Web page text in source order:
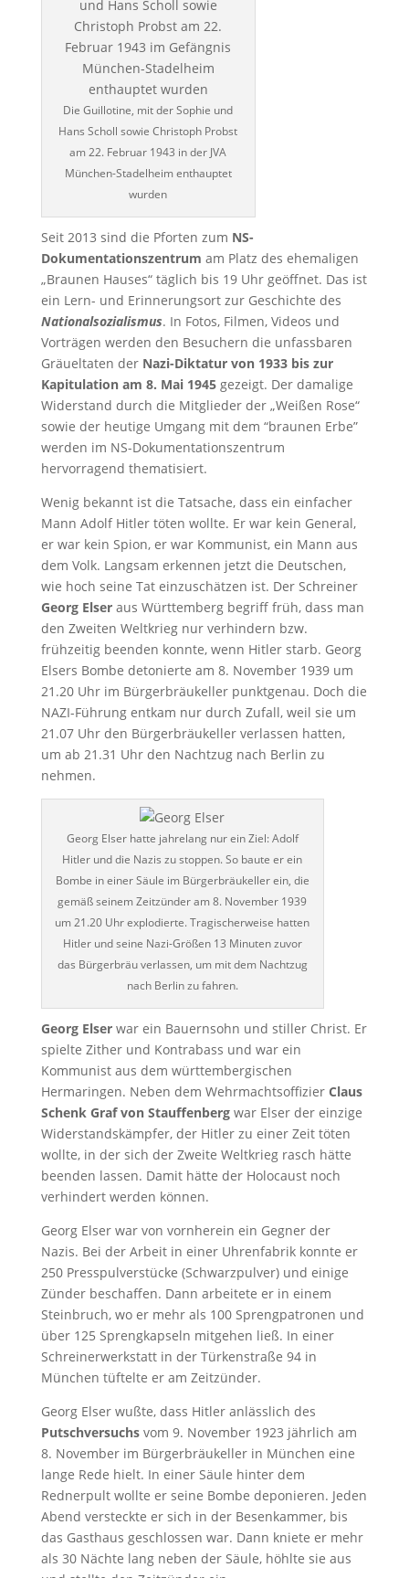
Die Guillotine, mit der Sophie und
Hans Scholl sowie Christoph Probst
am 22. Februar 1943 in der JVA
München-Stadelheim enthauptet
wurden
Seit 2013 sind die Pforten zum NS-
Dokumentationszentrum am Platz des ehemaligen
„Braunen Hauses“ täglich bis 19 Uhr geöffnet. Das ist
ein Lern- und Erinnerungsort zur Geschichte des
Nationalsozialismus. In Fotos, Filmen, Videos und
Vorträgen werden den Besuchern die unfassbaren
Gräueltaten der Nazi-Diktatur von 1933 bis zur
Kapitulation am 8. Mai 1945gezeigt. Der damalige
Widerstand durch die Mitglieder der „Weißen Rose“
sowie der heutige Umgang mit dem “braunen Erbe”
werden im NS-Dokumentationszentrum
hervorragend thematisiert.
Wenig bekannt ist die Tatsache, dass ein einfacher
Mann Adolf Hitler töten wollte. Er war kein General,
er war kein Spion, er war Kommunist, ein Mann aus
dem Volk. Langsam erkennen jetzt die Deutschen,
wie hoch seine Tat einzuschätzen ist. Der Schreiner
Georg Elseraus Württemberg begriff früh, dass man
den Zweiten Weltkrieg nur verhindern bzw.
frühzeitig beenden konnte, wenn Hitler starb. Georg
Elsers Bombe detonierte am 8. November 1939 um
21.20 Uhr im Bürgerbräukeller punktgenau. Doch die
NAZI-Führung entkam nur durch Zufall, weil sie um
21.07 Uhr den Bürgerbräukeller verlassen hatten,
um ab 21.31 Uhr den Nachtzug nach Berlin zu
nehmen.
Georg Elser hatte jahrelang nur ein Ziel: Adolf
Hitler und die Nazis zu stoppen. So baute er ein
Bombe in einer Säule im Bürgerbräukeller ein, die
gemäß seinem Zeitzünder am 8. November 1939
um 21.20 Uhr explodierte. Tragischerweise hatten
Hitler und seine Nazi-Größen 13 Minuten zuvor
das Bürgerbräu verlassen, um mit dem Nachtzug
nach Berlin zu fahren.
Georg Elserwar ein Bauernsohn und stiller Christ. Er
spielte Zither und Kontrabass und war ein
Kommunist aus dem württembergischen
Hermaringen. Neben dem Wehrmachtsoffizier Claus
Schenk Graf von Stauffenbergwar Elser der einzige
Widerstandskämpfer, der Hitler zu einer Zeit töten
wollte, in der sich der Zweite Weltkrieg rasch hätte
beenden lassen. Damit hätte der Holocaust noch
verhindert werden können.
Georg Elser war von vornherein ein Gegner der
Nazis. Bei der Arbeit in einer Uhrenfabrik konnte er
250 Presspulverstücke (Schwarzpulver) und einige
Zünder beschaffen. Dann arbeitete er in einem
Steinbruch, wo er mehr als 100 Sprengpatronen und
über 125 Sprengkapseln mitgehen ließ. In einer
Schreinerwerkstatt in der Türkenstraße 94 in
München tüftelte er am Zeitzünder.
Georg Elser wußte, dass Hitler anlässlich des
Putschversuchsvom 9. November 1923 jährlich am
8. November im Bürgerbräukeller in München eine
lange Rede hielt. In einer Säule hinter dem
Rednerpult wollte er seine Bombe deponieren. Jeden
Abend versteckte er sich in der Besenkammer, bis
das Gasthaus geschlossen war. Dann kniete er mehr
als 30 Nächte lang neben der Säule, höhlte sie aus